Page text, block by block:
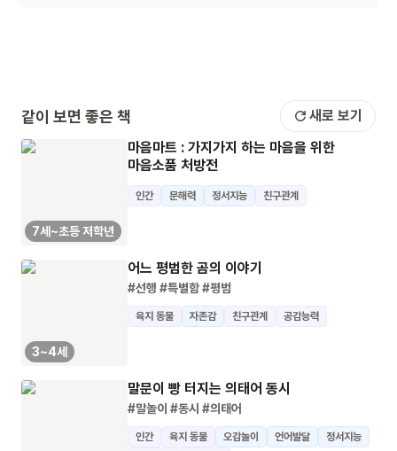
같이 보면 좋은 책 새로 보기
7세~초등 저학년
마음마트 : 가지가지 하는 마음을 위한
마음소품 처방전
인간 문해력 정서지능 친구관계
3~4세
어느 평범한 곰의 이야기
#선행 #특별함#평범
육지 동물 자존감 친구관계 공감능력
말문이 빵 터지는 의태어 동시
#말놀이 #동시 #의태어
인간 육지 동물 오감놀이 언어발달
정서지능